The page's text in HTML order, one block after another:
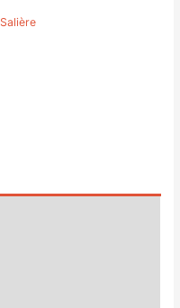
Salière